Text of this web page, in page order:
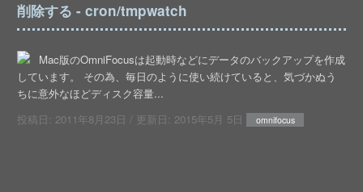
削除する - cron/tmpwatch
Mac版のOmniFocusは起動時などにデータのバックアップを作成
しています。 その為、毎日のように使い続けていると、気づかぬう
ちに意外なほどディスク容量...
投稿日: 2011年8月23日 / 更新日: 2015年5月 5日 omnifocus